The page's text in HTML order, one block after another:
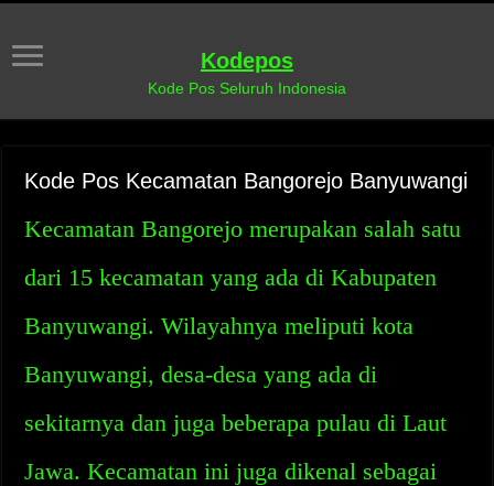
Kodepos
Kode Pos Seluruh Indonesia
Kode Pos Kecamatan Bangorejo Banyuwangi
Kecamatan Bangorejo merupakan salah satu
dari 15 kecamatan yang ada di Kabupaten
Banyuwangi. Wilayahnya meliputi kota
Banyuwangi, desa-desa yang ada di
sekitarnya dan juga beberapa pulau di Laut
Jawa. Kecamatan ini juga dikenal sebagai